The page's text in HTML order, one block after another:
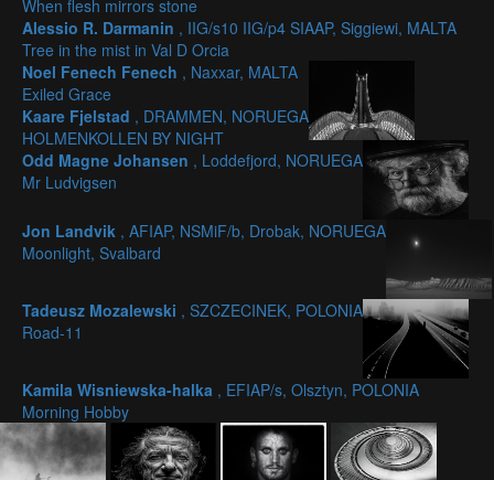
When flesh mirrors stone
Alessio R. Darmanin , IIG/s10 IIG/p4 SIAAP, Siggiewi, MALTA
Tree in the mist in Val D Orcia
Noel Fenech Fenech , Naxxar, MALTA
Exiled Grace
Kaare Fjelstad , DRAMMEN, NORUEGA
HOLMENKOLLEN BY NIGHT
Odd Magne Johansen , Loddefjord, NORUEGA
Mr Ludvigsen
Jon Landvik , AFIAP, NSMiF/b, Drobak, NORUEGA
Moonlight, Svalbard
Tadeusz Mozalewski , SZCZECINEK, POLONIA
Road-11
Kamila Wisniewska-halka , EFIAP/s, Olsztyn, POLONIA
Morning Hobby